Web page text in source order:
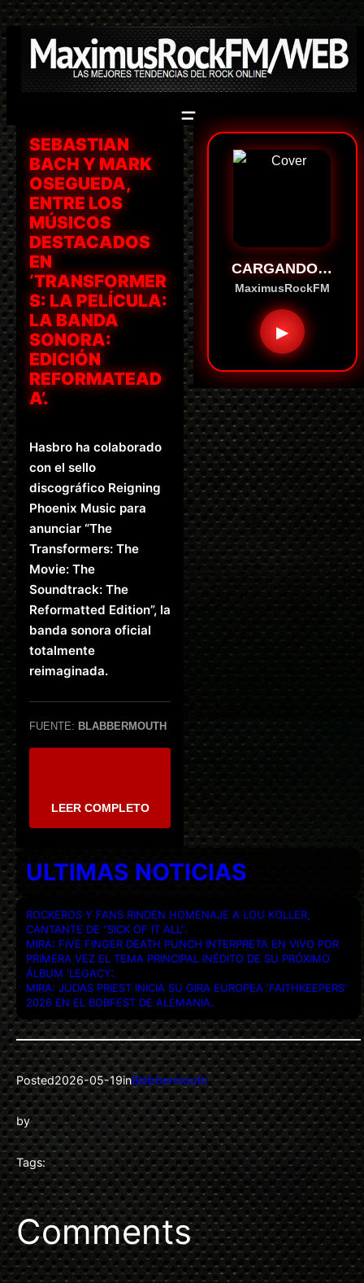
Saltar
al
contenido
SEBASTIAN
BACH Y MARK
OSEGUEDA,
ENTRE LOS
MÚSICOS
DESTACADOS
EN
‘TRANSFORMER
S: LA PELÍCULA:
LA BANDA
SONORA:
EDICIÓN
REFORMATEAD
A’.
Hasbro ha colaborado
con el sello
discográfico Reigning
Phoenix Music para
anunciar “The
Transformers: The
Movie: The
Soundtrack: The
Reformatted Edition”, la
banda sonora oficial
totalmente
reimaginada.
FUENTE: BLABBERMOUTH
LEER COMPLETO
CARGANDO…
MaximusRockFM
▶
ULTIMAS NOTICIAS
ROCKEROS Y FANS RINDEN HOMENAJE A LOU KOLLER,
CANTANTE DE “SICK OF IT ALL”.
MIRA: FIVE FINGER DEATH PUNCH INTERPRETA EN VIVO POR
PRIMERA VEZ EL TEMA PRINCIPAL INÉDITO DE SU PRÓXIMO
ÁLBUM ‘LEGACY’.
MIRA: JUDAS PRIEST INICIA SU GIRA EUROPEA ‘FAITHKEEPERS’
2026 EN EL BOBFEST DE ALEMANIA.
Posted2026-05-19inBlabbermouth
by
Tags:
Comments